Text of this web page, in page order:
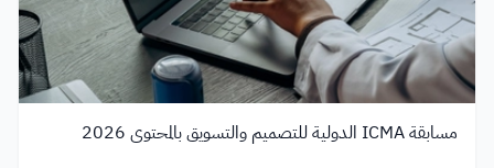
مسابقة ICMA الدولية للتصميم والتسويق بالمحتوى 2026